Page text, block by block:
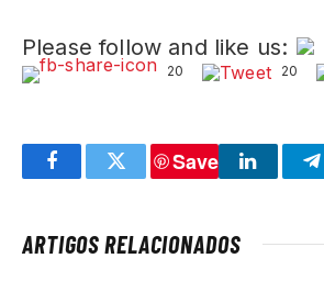
Please follow and like us:
20
20
FacebookTwitter
Save
LinkedIn
ARTIGOS RELACIONADOS